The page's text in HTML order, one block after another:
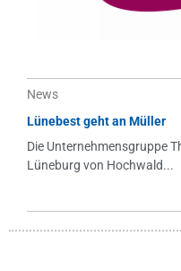
News
Lünebest geht an Müller
Die Unternehmensgruppe
Lüneburg von Hochwald...